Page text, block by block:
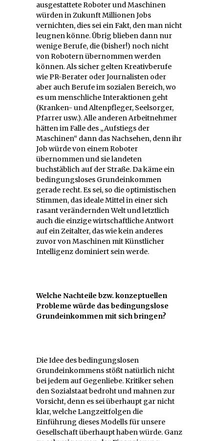
ausgestattete Roboter und Maschinen
würden in Zukunft Millionen Jobs
vernichten, dies sei ein Fakt, den man nicht
leugnen könne. Übrig blieben dann nur
wenige Berufe, die (bisher!) noch nicht
von Robotern übernommen werden
können. Als sicher gelten Kreativberufe
wie PR-Berater oder Journalisten oder
aber auch Berufe im sozialen Bereich, wo
es um menschliche Interaktionen geht
(Kranken- und Altenpfleger, Seelsorger,
Pfarrer usw.). Alle anderen Arbeitnehmer
hätten im Falle des „Aufstiegs der
Maschinen“ dann das Nachsehen, denn ihr
Job würde von einem Roboter
übernommen und sie landeten
buchstäblich auf der Straße. Da käme ein
bedingungsloses Grundeinkommen
gerade recht. Es sei, so die optimistischen
Stimmen, das ideale Mittel in einer sich
rasant verändernden Welt und letztlich
auch die einzige wirtschaftliche Antwort
auf ein Zeitalter, das wie kein anderes
zuvor von Maschinen mit Künstlicher
Intelligenz dominiert sein werde.
Welche Nachteile bzw. konzeptuellen
Probleme würde das bedingungslose
Grundeinkommen mit sich bringen?
Die Idee des bedingungslosen
Grundeinkommens stößt natürlich nicht
bei jedem auf Gegenliebe. Kritiker sehen
den Sozialstaat bedroht und mahnen zur
Vorsicht, denn es sei überhaupt gar nicht
klar, welche Langzeitfolgen die
Einführung dieses Modells für unsere
Gesellschaft überhaupt haben würde. Ganz